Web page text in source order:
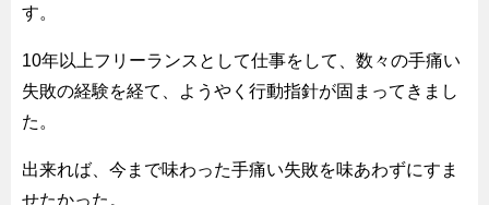
す。
10年以上フリーランスとして仕事をして、数々の手痛い
失敗の経験を経て、ようやく行動指針が固まってきまし
た。
出来れば、今まで味わった手痛い失敗を味あわずにすま
せたかった。